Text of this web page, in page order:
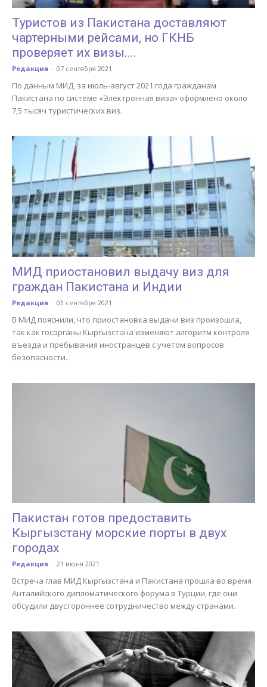
Туристов из Пакистана доставляют
чартерными рейсами, но ГКНБ
проверяет их визы....
Редакция - 07 сентября 2021
По данным МИД, за июль-август 2021 года гражданам
Пакистана по системе «Электронная виза» оформлено около
7,5 тысяч туристических виз.
МИД приостановил выдачу виз для
граждан Пакистана и Индии
Редакция - 03 сентября 2021
В МИД пояснили, что приостановка выдачи виз произошла,
так как госорганы Кыргызстана изменяют алгоритм контроля
въезда и пребывания иностранцев с учетом вопросов
безопасности.
Пакистан готов предоставить
Кыргызстану морские порты в двух
городах
Редакция - 21 июня 2021
Встреча глав МИД Кыргызстана и Пакистана прошла во время
Анталийского дипломатического форума в Турции, где они
обсудили двустороннее сотрудничество между странами.